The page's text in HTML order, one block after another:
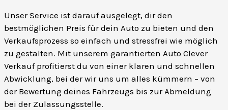
Unser Service ist darauf ausgelegt, dir den
bestmöglichen Preis für dein Auto zu bieten und den
Verkaufsprozess so einfach und stressfrei wie möglich
zu gestalten. Mit unserem garantierten Auto Clever
Verkauf profitierst du von einer klaren und schnellen
Abwicklung, bei der wir uns um alles kümmern – von
der Bewertung deines Fahrzeugs bis zur Abmeldung
bei der Zulassungsstelle.